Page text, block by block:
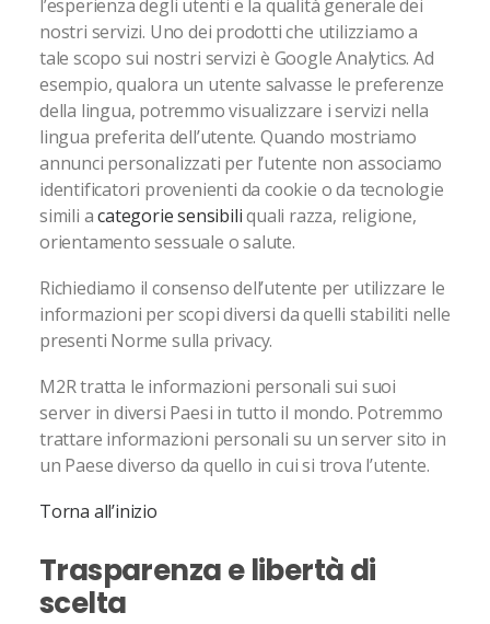
l’esperienza degli utenti e la qualità generale dei
nostri servizi. Uno dei prodotti che utilizziamo a
tale scopo sui nostri servizi è Google Analytics. Ad
esempio, qualora un utente salvasse le preferenze
della lingua, potremmo visualizzare i servizi nella
lingua preferita dell’utente. Quando mostriamo
annunci personalizzati per l’utente non associamo
identificatori provenienti da cookie o da tecnologie
simili acategorie sensibiliquali razza, religione,
orientamento sessuale o salute.
Richiediamo il consenso dell’utente per utilizzare le
informazioni per scopi diversi da quelli stabiliti nelle
presenti Norme sulla privacy.
M2R tratta le informazioni personali sui suoi
server in diversi Paesi in tutto il mondo. Potremmo
trattare informazioni personali su un server sito in
un Paese diverso da quello in cui si trova l’utente.
Torna all’inizio
Trasparenza e libertà di
scelta